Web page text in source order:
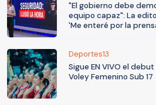
"El gobierno debe
equipo capaz": La
'Me enteré por la
Deportes13
Sigue EN VIVO el
Voley Femenino Sub 17